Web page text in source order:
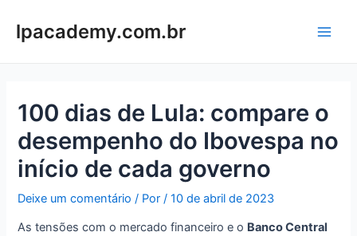
paralpacademy.com.br
100 dias de Lula: compare o
desempenho do Ibovespa no
início de cada governo
Deixe um comentário / Por/10 de abril de 2023
As tensões com o mercado financeiro e o Banco Central